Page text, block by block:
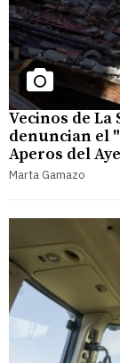
Vecinos de
denuncian el
Aperos del
Marta Gamazo